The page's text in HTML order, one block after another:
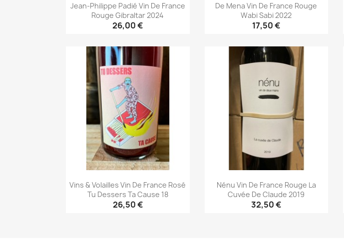
Jean-Philippe Padié Vin De France
Rouge Gibraltar 2024
26,00 €
Aperçu rapide
De Mena Vin De France Rouge
Wabi Sabi 2022
17,50 €
Aperçu rapide
Vins & Volailles Vin De France Rosé
Tu Dessers Ta Cause 18
26,50 €
Nénu Vin De France Rouge La
Cuvée De Claude 2019
32,50 €